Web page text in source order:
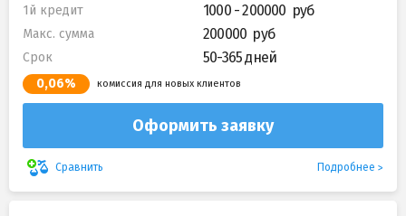
1й кредит 1000 - 200000
Макс. сумма 200000
Срок 50-365 дней
0,06% комиссия для новых клиентов
Оформить заявку
Сравнить Подробнее